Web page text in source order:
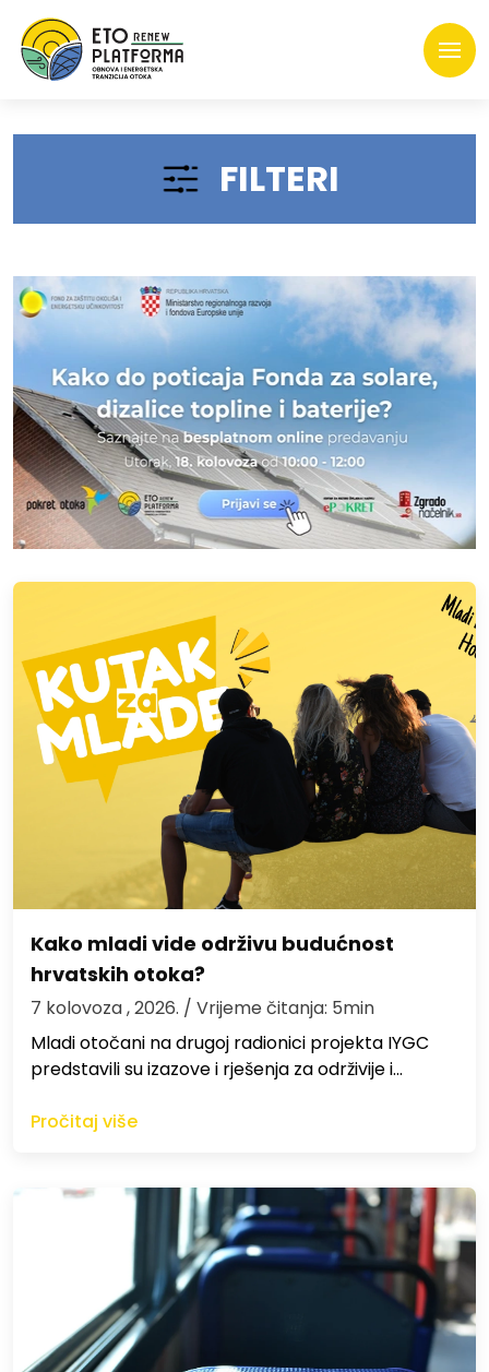
FILTERI
Kako mladi vide održivu budućnost
hrvatskih otoka?
7 kolovoza , 2026. / Vrijeme čitanja: 5min
Mladi otočani na drugoj radionici projekta IYGC
predstavili su izazove i rješenja za održivije i…
Pročitaj više